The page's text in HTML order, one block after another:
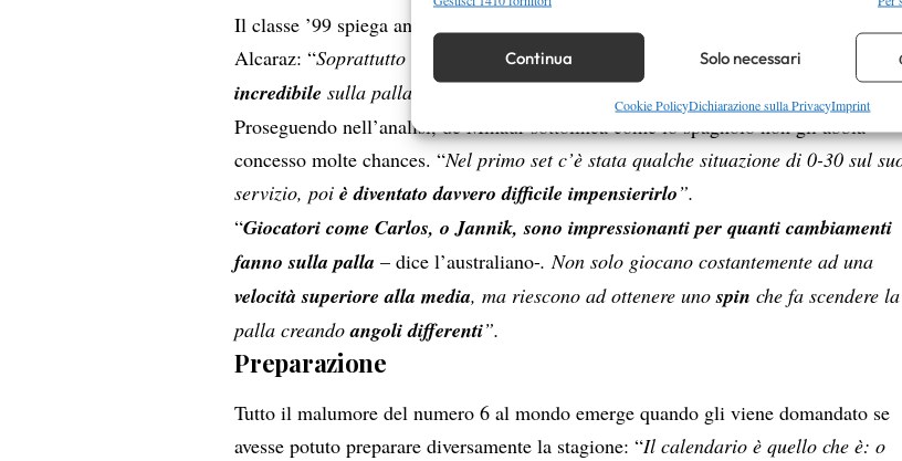
Identificare i dispositivi in base alle informazioni trasmesse automaticamente.
Garantire la sicurezza, prevenire e rilevare frodi, correggere errori,
Erogare e presentare pubblicità e contenuto, Salvare e
scelte sulla privacy.
Continua Solo necessari
Cookie PolicyDichiarazione sulla PrivacyImprint
Il classe ’99 spiega anche cosa rende particolarmente difficile affrontare Carlos
Alcaraz: “Soprattutto in condizioni notturne è impressionante: genera
incredibile sulla palla e i suoi errori non forzati praticamente scompaiono”.
Proseguendo nell’analisi, de Minaur sottolinea come lo spagnolo non gli abbia
concesso molte chances. “Nel primo set c’è stata qualche situazione di 0-30 sul
servizio, poiè diventato davvero difficile impensierirlo”.
“Giocatori come Carlos, o Jannik, sono impressionanti per quanti cambiamenti
fanno sulla palla– dice l’australiano-. Non solo giocano costantemente ad una
velocità superiore alla media, ma riescono ad ottenere unospin che fa scendere la
palla creandoangoli differenti”.
Preparazione
Tutto il malumore del numero 6 al mondo emerge quando gli viene domandato se
avesse potuto preparare diversamente la stagione: “Il calendario è quello che è: o